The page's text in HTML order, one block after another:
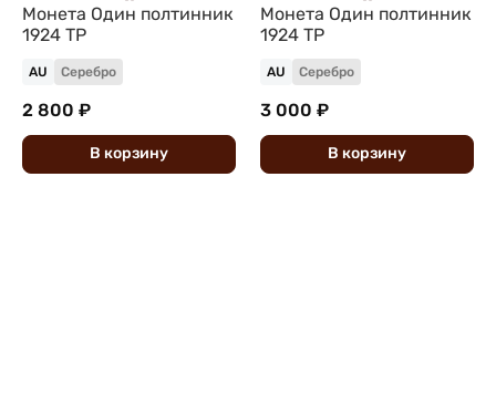
Монета Один полтинник
1924 ТР
AU Серебро
2 800 ₽
В корзину
Монета Один полтинник
1924 ТР
AU Серебро
3 000 ₽
В корзину